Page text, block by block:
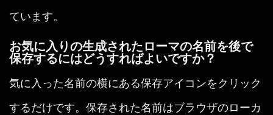
ています。
お気に入りの生成されたローマの名前を後で
保存するにはどうすればよいですか？
気に入った名前の横にある保存アイコンをクリック
するだけです。保存された名前はブラウザのローカ